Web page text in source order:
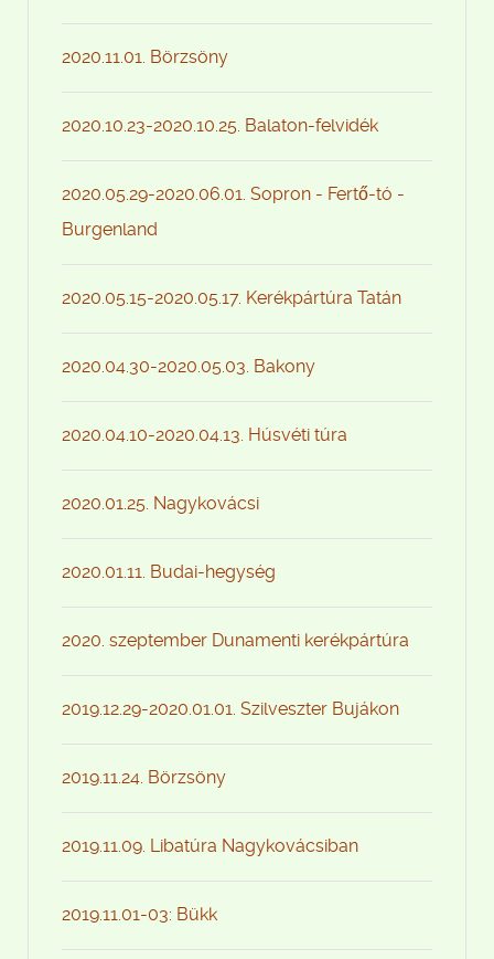
2020.11.01. Börzsöny
2020.10.23-2020.10.25. Balaton-felvidék
2020.05.29-2020.06.01. Sopron - Fertő-tó -
Burgenland
2020.05.15-2020.05.17. Kerékpártúra Tatán
2020.04.30-2020.05.03. Bakony
2020.04.10-2020.04.13. Húsvéti túra
2020.01.25. Nagykovácsi
2020.01.11. Budai-hegység
2020. szeptember Dunamenti kerékpártúra
2019.12.29-2020.01.01. Szilveszter Bujákon
2019.11.24. Börzsöny
2019.11.09. Libatúra Nagykovácsiban
2019.11.01-03: Bükk